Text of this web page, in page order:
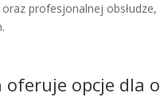
profesjonalnej
oferuje opcje dla